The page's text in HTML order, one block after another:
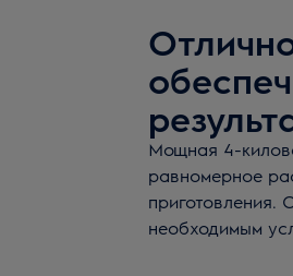
Мощная 4-
равномерное
приготовления.
необходимым